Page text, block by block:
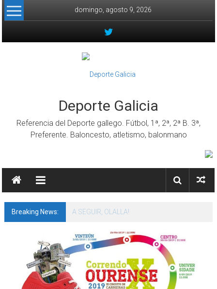
Skip to content
domingo, agosto 9, 2026
Deporte Galicia
Referencia del Deporte gallego. Fútbol, 1ª, 2ª, 2ª B. 3ª,
Preferente. Baloncesto, atletismo, balonmano
Breaking News: A SEGUIR, OLALLA!